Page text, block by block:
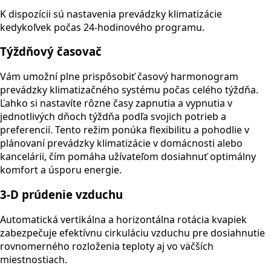
K dispozícii sú nastavenia prevádzky klimatizácie
kedykoľvek počas 24-hodinového programu.
Týždňový časovač
Vám umožní plne prispôsobiť časový harmonogram
prevádzky klimatizačného systému počas celého týždňa.
Ľahko si nastavíte rôzne časy zapnutia a vypnutia v
jednotlivých dňoch týždňa podľa svojich potrieb a
preferencií. Tento režim ponúka flexibilitu a pohodlie v
plánovaní prevádzky klimatizácie v domácnosti alebo
kancelárii, čím pomáha užívateľom dosiahnuť optimálny
komfort a úsporu energie.
3-D prúdenie vzduchu
Automatická vertikálna a horizontálna rotácia kvapiek
zabezpečuje efektívnu cirkuláciu vzduchu pre dosiahnutie
rovnomerného rozloženia teploty aj vo väčších
miestnostiach.